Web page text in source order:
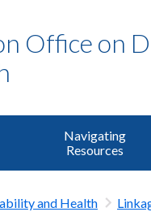
Office on
Navigating
Resources
and Health